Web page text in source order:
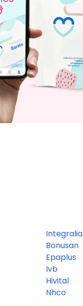
Integralia
Bonusan
Epaplus
Ivb
Hivital
Nhco